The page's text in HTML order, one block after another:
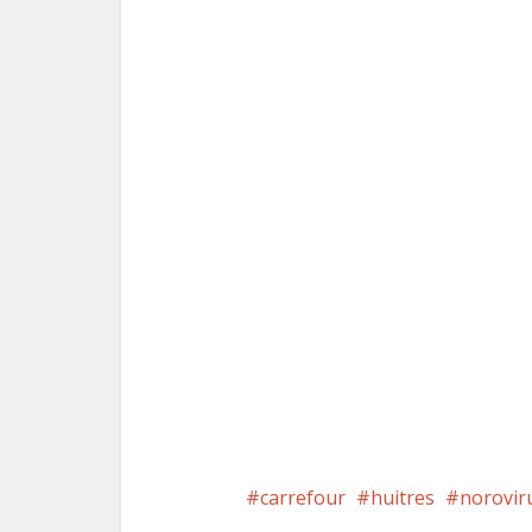
carrefour huitres